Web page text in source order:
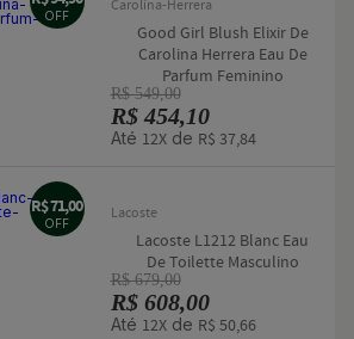
OFF
Carolina-Herrera
Good Girl Blush Elixir De
Carolina Herrera Eau De
Parfum Feminino
R$ 549,00
R$ 454,10
Até 12Xde R$ 37,84
R$ 71,00
OFF
Lacoste
Lacoste L1212 Blanc Eau
De Toilette Masculino
R$ 679,00
R$ 608,00
Até 12Xde R$ 50,66